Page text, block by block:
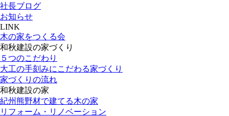
社長ブログ
お知らせ
LINK
木の家をつくる会
和秋建設の家づくり
５つのこだわり
大工の手刻みにこだわる家づくり
家づくりの流れ
和秋建設の家
紀州熊野材で建てる木の家
リフォーム・リノベーション